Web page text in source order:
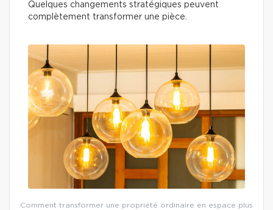
Quelques changements stratégiques peuvent
complètement transformer une pièce.
Comment transformer une propriété ordinaire en espace plus